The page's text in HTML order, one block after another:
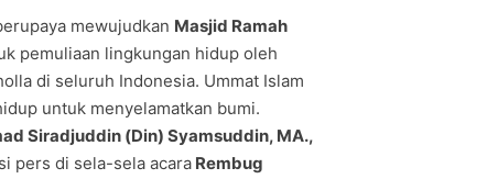
mewujudkan Masjid Ramah
pemuliaan lingkungan hidup oleh
di seluruh Indonesia. Ummat Islam
untuk menyelamatkan bumi.
Siradjuddin (Din) Syamsuddin, MA.,
pers di sela-sela acara Rembug